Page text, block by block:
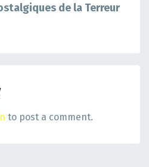
de la Terreur
to post a comment.